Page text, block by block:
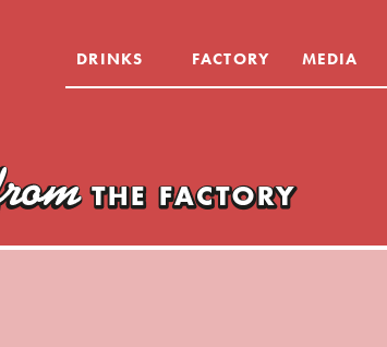
DRINKS FACTORY MEDIA